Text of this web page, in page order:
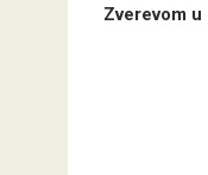
Zverevom u